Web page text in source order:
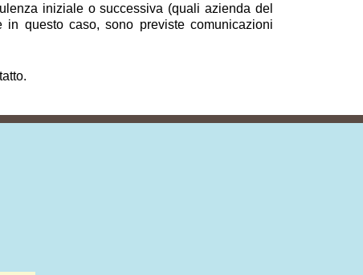
iniziale o successiva (quali azienda del
questo caso, sono previste comunicazioni